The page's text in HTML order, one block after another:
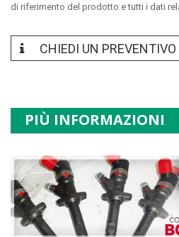
di riferimento del prodotto e tutti i dati
CHIEDI UN PREVENTIVO
PIÙ INFORMAZIONI